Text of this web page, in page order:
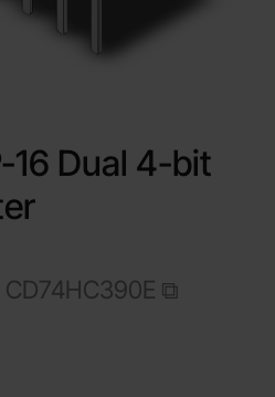
16 Dual 4-bit
CD74HC390E